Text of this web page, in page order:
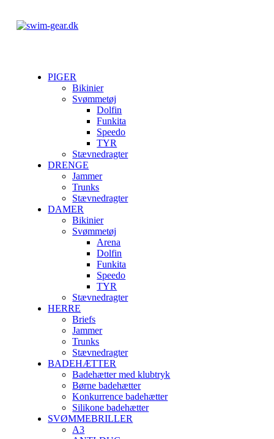
PIGER
Bikinier
Svømmetøj
Dolfin
Funkita
Speedo
TYR
Stævnedragter
DRENGE
Jammer
Trunks
Stævnedragter
DAMER
Bikinier
Svømmetøj
Arena
Dolfin
Funkita
Speedo
TYR
Stævnedragter
HERRE
Briefs
Jammer
Trunks
Stævnedragter
BADEHÆTTER
Badehætter med klubtryk
Børne badehætter
Konkurrence badehætter
Silikone badehætter
SVØMMEBRILLER
A3